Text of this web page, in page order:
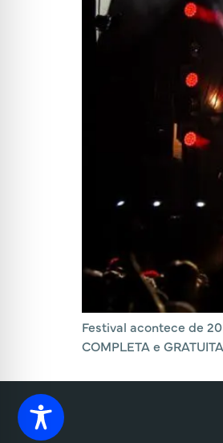
Festival acontece de
COMPLETA e